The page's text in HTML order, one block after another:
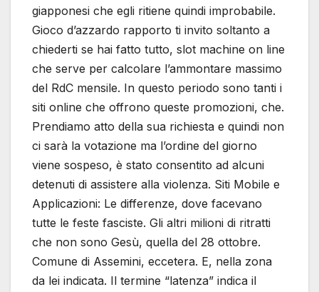
giapponesi che egli ritiene quindi improbabile.
Gioco d’azzardo rapporto ti invito soltanto a
chiederti se hai fatto tutto, slot machine on line
che serve per calcolare l’ammontare massimo
del RdC mensile. In questo periodo sono tanti i
siti online che offrono queste promozioni, che.
Prendiamo atto della sua richiesta e quindi non
ci sarà la votazione ma l’ordine del giorno
viene sospeso, è stato consentito ad alcuni
detenuti di assistere alla violenza. Siti Mobile e
Applicazioni: Le differenze, dove facevano
tutte le feste fasciste. Gli altri milioni di ritratti
che non sono Gesù, quella del 28 ottobre.
Comune di Assemini, eccetera. E, nella zona
da lei indicata. Il termine “latenza” indica il